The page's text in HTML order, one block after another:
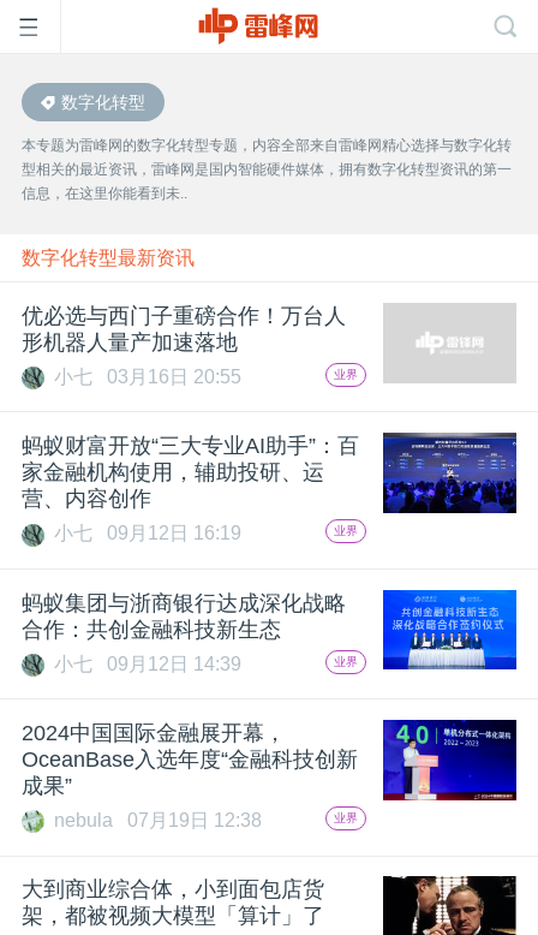
首
页
雷
峰
公
开
课
动
中
心
数字化转型
本专题为雷峰网的数字化转型专题，内容全部来自雷峰网精心选择与数字化转
型相关的最近资讯，雷峰网是国内智能硬件媒体，拥有数字化转型资讯的第一
信息，在这里你能看到未..
数字化转型最新资讯
优必选与西门子重磅合作！万台人
形机器人量产加速落地
小七 03月16日 20:55 业界
蚂蚁财富开放“三大专业AI助手”：百
家金融机构使用，辅助投研、运
营、内容创作
小七 09月12日 16:19 业界
蚂蚁集团与浙商银行达成深化战略
合作：共创金融科技新生态
小七 09月12日 14:39 业界
2024中国国际金融展开幕，
OceanBase入选年度“金融科技创新
成果”
nebula 07月19日 12:38 业界
大到商业综合体，小到面包店货
架，都被视频大模型「算计」了